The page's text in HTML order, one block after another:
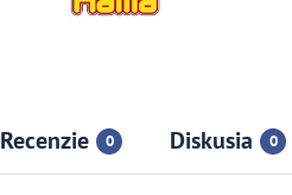
Recenzie 0 Diskusia 0